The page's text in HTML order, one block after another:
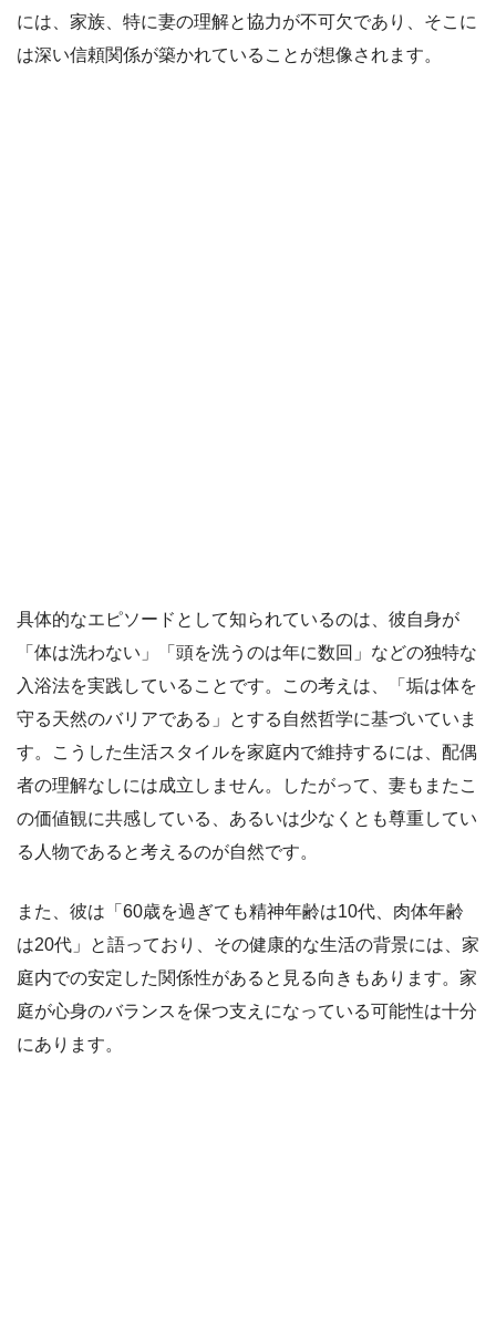
には、家族、特に妻の理解と協力が不可欠であり、そこに
は深い信頼関係が築かれていることが想像されます。
具体的なエピソードとして知られているのは、彼自身が
「体は洗わない」「頭を洗うのは年に数回」などの独特な
入浴法を実践していることです。この考えは、「垢は体を
守る天然のバリアである」とする自然哲学に基づいていま
す。こうした生活スタイルを家庭内で維持するには、配偶
者の理解なしには成立しません。したがって、妻もまたこ
の価値観に共感している、あるいは少なくとも尊重してい
る人物であると考えるのが自然です。
また、彼は「60歳を過ぎても精神年齢は10代、肉体年齢
は20代」と語っており、その健康的な生活の背景には、家
庭内での安定した関係性があると見る向きもあります。家
庭が心身のバランスを保つ支えになっている可能性は十分
にあります。